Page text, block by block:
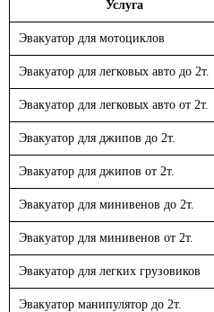
Услуга
Эвакуатор для мотоциклов
Эвакуатор для легковых авто до 2т.
Эвакуатор для легковых авто от 2т.
Эвакуатор для джипов до 2т.
Эвакуатор для джипов от 2т.
Эвакуатор для минивенов до 2т.
Эвакуатор для минивенов от 2т.
Эвакуатор для легких грузовиков
Эвакуатор манипулятор до 2т.